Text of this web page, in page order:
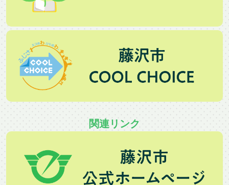
関連リンク